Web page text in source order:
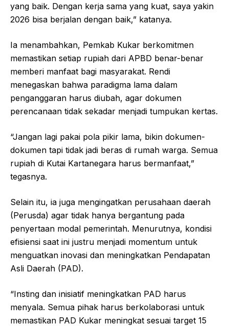
yang baik. Dengan kerja sama yang kuat, saya yakin
2026 bisa berjalan dengan baik,” katanya.
Ia menambahkan, Pemkab Kukar berkomitmen
memastikan setiap rupiah dari APBD benar-benar
memberi manfaat bagi masyarakat. Rendi
menegaskan bahwa paradigma lama dalam
penganggaran harus diubah, agar dokumen
perencanaan tidak sekadar menjadi tumpukan kertas.
“Jangan lagi pakai pola pikir lama, bikin dokumen-
dokumen tapi tidak jadi beras di rumah warga. Semua
rupiah di Kutai Kartanegara harus bermanfaat,”
tegasnya.
Selain itu, ia juga mengingatkan perusahaan daerah
(Perusda) agar tidak hanya bergantung pada
penyertaan modal pemerintah. Menurutnya, kondisi
efisiensi saat ini justru menjadi momentum untuk
menguatkan inovasi dan meningkatkan Pendapatan
Asli Daerah (PAD).
“Insting dan inisiatif meningkatkan PAD harus
menyala. Semua pihak harus berkolaborasi untuk
memastikan PAD Kukar meningkat sesuai target 15